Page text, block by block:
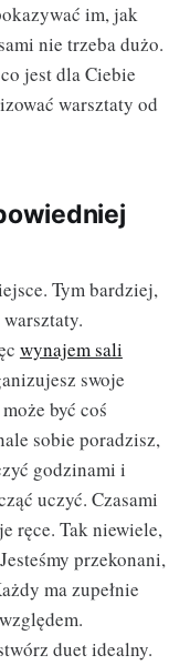
im, jak
nie trzeba dużo.
jest dla Ciebie
warsztaty od
Tym bardziej,
wynajem sali
swoje
być coś
sobie poradzisz,
godzinami i
uczyć. Czasami
ręce. Tak niewiele,
przekonani,
ma zupełnie
duet idealny.